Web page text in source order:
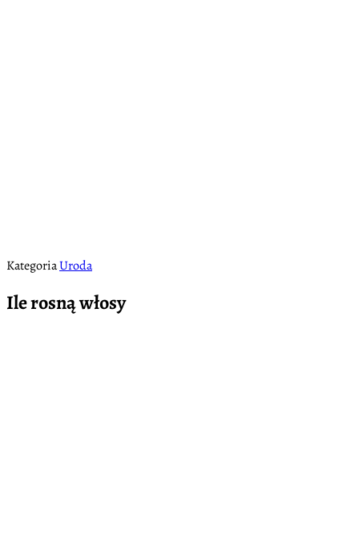
KategoriaUroda
Ile rosną włosy